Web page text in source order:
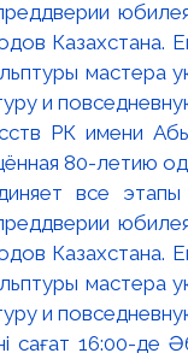
РК имени
80-летию
все
Казахстана.
и